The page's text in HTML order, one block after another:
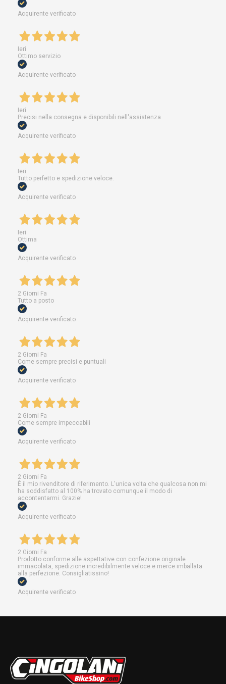
Acquirente verificato
Ieri
Ottimo servizio
Acquirente verificato
Ieri
Precisi nella consegna e disponibili nell'assistenza
Acquirente verificato
Ieri
Tutto perfetto e spedizione veloce.
Acquirente verificato
Ieri
Ottima
Acquirente verificato
2 Giorni Fa
Tutto a posto
Acquirente verificato
2 Giorni Fa
Come sempre precisi e puntuali
Acquirente verificato
2 Giorni Fa
Come sempre impeccabili
Acquirente verificato
2 Giorni Fa
È il mio rivenditore di riferimento. L'unica volta che qualcosa non mi
ha soddisfatto al 100% ha trovato comunque il modo di
accontentarmi. Grazie!
Acquirente verificato
2 Giorni Fa
Prodotto conforme alle aspettative con confezione originale
immacolata, spedizione incredibilmente veloce e merce imballata
alla perfezione. Consigliatissino!
Acquirente verificato